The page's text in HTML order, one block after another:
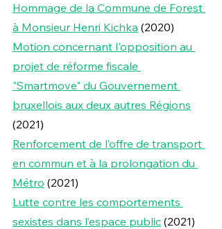
Hommage de la Commune de Forest
à Monsieur Henri Kichka (2020)
Motion concernant l'opposition au
projet de réforme fiscale
"Smartmove" du Gouvernement
bruxellois aux deux autres Régions
(2021)
Renforcement de l’offre de transport
en commun et à la prolongation du
Métro (2021)
Lutte contre les comportements
sexistes dans l’espace public (2021)